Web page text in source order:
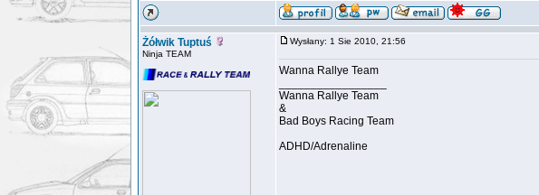
Żółwik Tuptuś
Ninja TEAM
Wysłany: 1 Sie 2010, 21:56
Wanna Rallye Team
Wanna Rallye Team
&
Bad Boys Racing Team
ADHD/Adrenaline